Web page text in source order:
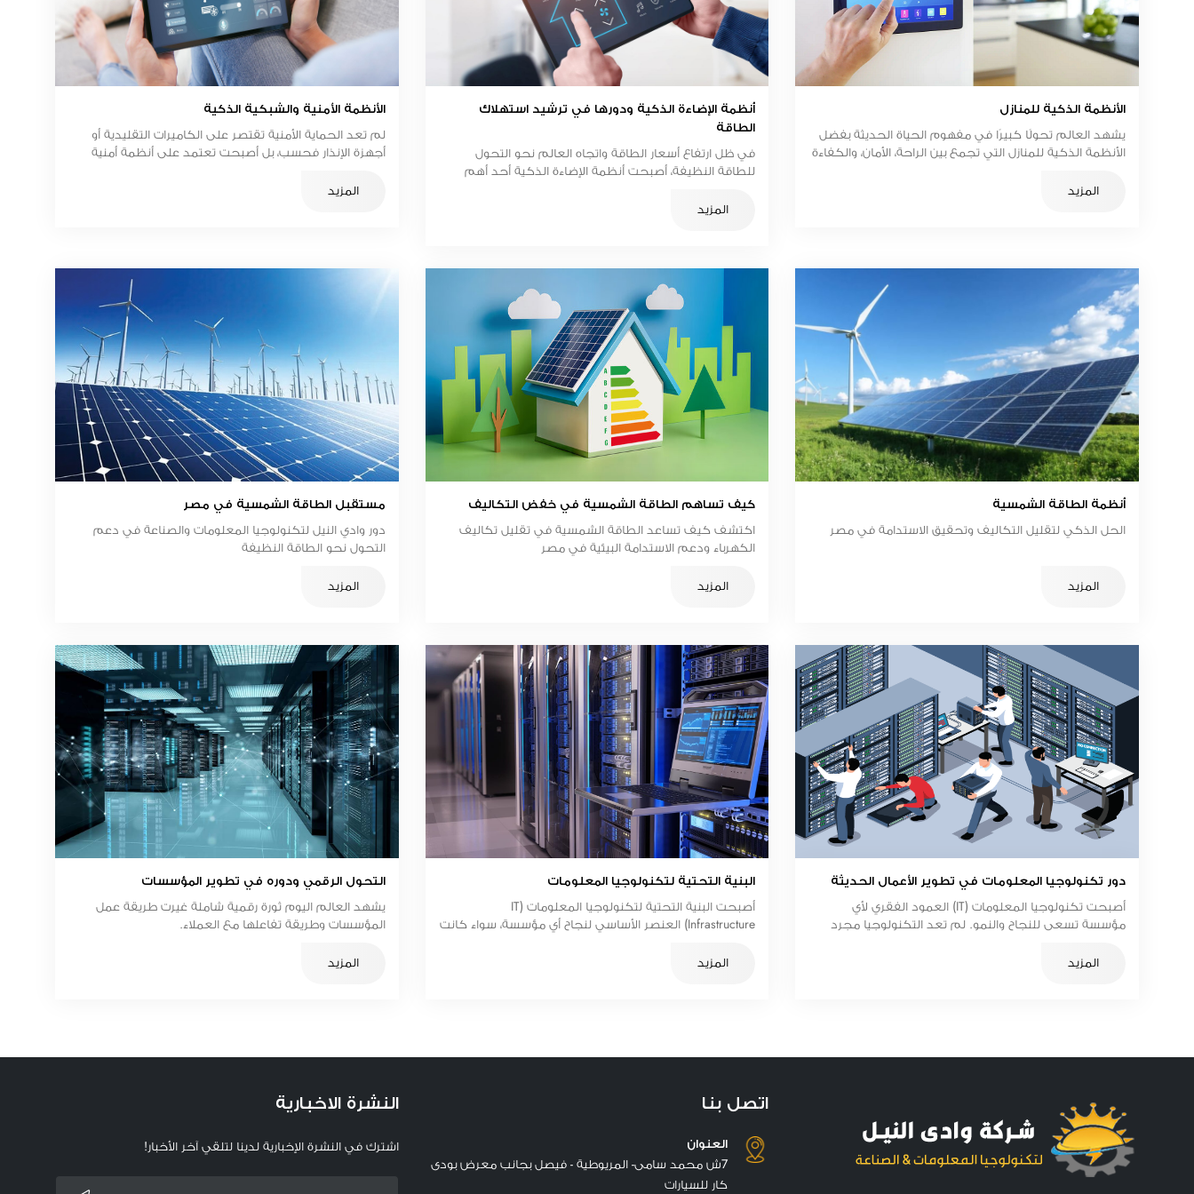
الأنظمة الذكية للمنازل
يشهد العالم تحولًا كبيرًا في مفهوم الحياة الحديثة بفضل
الأنظمة الذكية للمنازل التي تجمع بين الراحة، الأمان، والكفاءة
المزيد
أنظمة الإضاءة الذكية ودورها في ترشيد استهلاك
الطاقة
في ظل ارتفاع أسعار الطاقة واتجاه العالم نحو التحول
للطاقة النظيفة، أصبحت أنظمة الإضاءة الذكية أحد أهم
جودة الحياة داخل المنازل والمنشآت.
المزيد
الأنظمة الأمنية والشبكية الذكية
لم تعد الحماية الأمنية تقتصر على الكاميرات التقليدية أو
أجهزة الإنذار فحسب، بل أصبحت تعتمد على أنظمة أمنية
لضمان أعلى مستويات الأمان.
المزيد
أنظمة الطاقة الشمسية
الحل الذكي لتقليل التكاليف وتحقيق الاستدامة في مصر
المزيد
كيف تساهم الطاقة الشمسية في خفض التكاليف
اكتشف كيف تساعد الطاقة الشمسية في تقليل تكاليف
الكهرباء ودعم الاستدامة البيئية في مصر
المزيد
مستقبل الطاقة الشمسية في مصر
دور وادي النيل لتكنولوجيا المعلومات والصناعة في دعم
التحول نحو الطاقة النظيفة
المزيد
دور تكنولوجيا المعلومات في تطوير الأعمال الحديثة
أصبحت تكنولوجيا المعلومات (IT) العمود الفقري لأي
مؤسسة تسعى للنجاح والنمو. لم تعد التكنولوجيا مجرد
الأداء ومرونة الإدارة وسرعة اتخاذ القرار.
المزيد
البنية التحتية لتكنولوجيا المعلومات
أصبحت البنية التحتية لتكنولوجيا المعلومات (IT
Infrastructure) العنصر الأساسي لنجاح أي مؤسسة، سواء كانت
المزيد
التحول الرقمي ودوره في تطوير المؤسسات
يشهد العالم اليوم ثورة رقمية شاملة غيرت طريقة عمل
المؤسسات وطريقة تفاعلها مع العملاء.
المزيد
اتصل بنا
العنوان
7ش محمد سامى- المريوطية - فيصل بجانب معرض بودى
كار للسيارات
النشرة الاخبارية
اشترك في النشرة الإخبارية لدينا لتلقي آخر الأخبار!